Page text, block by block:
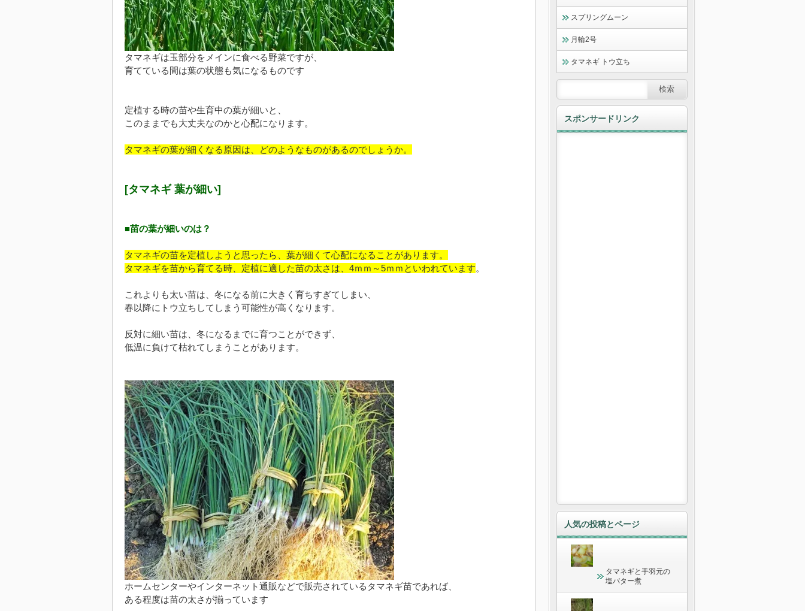
タマネギは玉部分をメインに食べる野菜ですが、
育てている間は葉の状態も気になるものです
定植する時の苗や生育中の葉が細いと、
このままでも大丈夫なのかと心配になります。
タマネギの葉が細くなる原因は、どのようなものがあるのでしょうか。
[タマネギ 葉が細い]
■苗の葉が細いのは？
タマネギの苗を定植しようと思ったら、葉が細くて心配になることがあります。
タマネギを苗から育てる時、定植に適した苗の太さは、4ｍｍ～5ｍｍといわれています。
これよりも太い苗は、冬になる前に大きく育ちすぎてしまい、
春以降にトウ立ちしてしまう可能性が高くなります。
反対に細い苗は、冬になるまでに育つことができず、
低温に負けて枯れてしまうことがあります。
ホームセンターやインターネット通販などで販売されているタマネギ苗であれば、
ある程度は苗の太さが揃っています
スプリングムーン
月輪2号
タマネギ トウ立ち
スポンサードリンク
人気の投稿とページ
タマネギと手羽元の
塩バター煮